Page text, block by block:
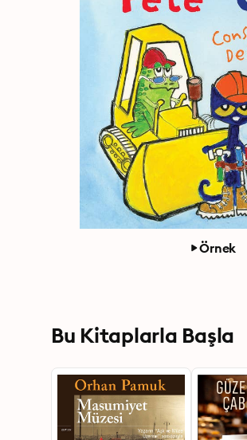
Örnek
Bu Kitaplarla Başla